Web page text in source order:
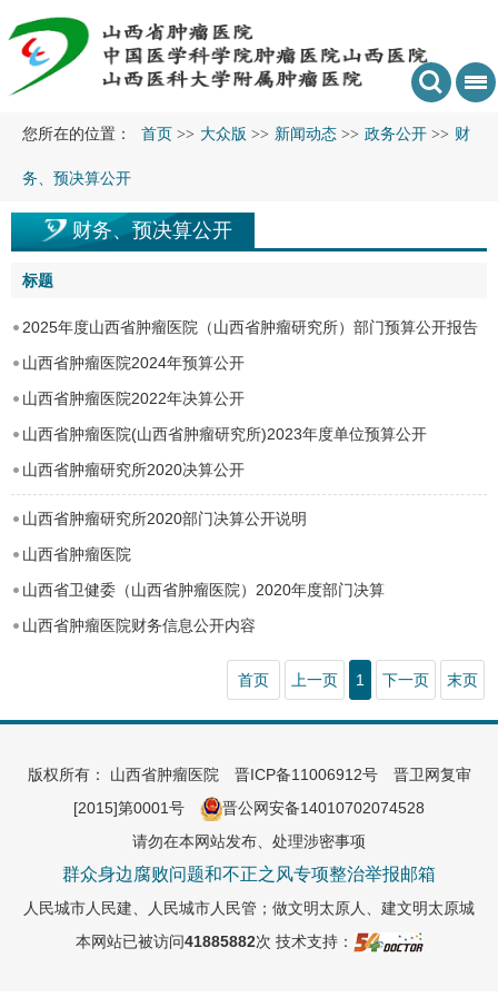
您所在的位置： 首页 >> 大众版 >> 新闻动态 >> 政务公开 >> 财
务、预决算公开
财务、预决算公开
标题
2025年度山西省肿瘤医院（山西省肿瘤研究所）部门预算公开报告
山西省肿瘤医院2024年预算公开
山西省肿瘤医院2022年决算公开
山西省肿瘤医院(山西省肿瘤研究所)2023年度单位预算公开
山西省肿瘤研究所2020决算公开
山西省肿瘤研究所2020部门决算公开说明
山西省肿瘤医院
山西省卫健委（山西省肿瘤医院）2020年度部门决算
山西省肿瘤医院财务信息公开内容
首页 上一页 1 下一页 末页
版权所有： 山西省肿瘤医院 晋ICP备11006912号晋卫网复审
[2015]第0001号
晋公网安备14010702074528
请勿在本网站发布、处理涉密事项
群众身边腐败问题和不正之风专项整治举报邮箱
人民城市人民建、人民城市人民管；做文明太原人、建文明太原城
本网站已被访问41885882次 技术支持：